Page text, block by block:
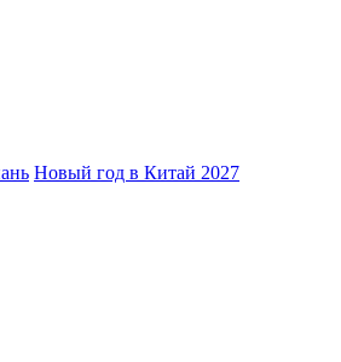
Новый год в Китай 2027